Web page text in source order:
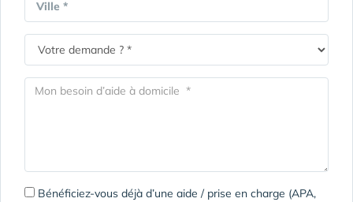
Ville *
Bénéficiez-vous déjà d’une aide / prise en charge (APA,